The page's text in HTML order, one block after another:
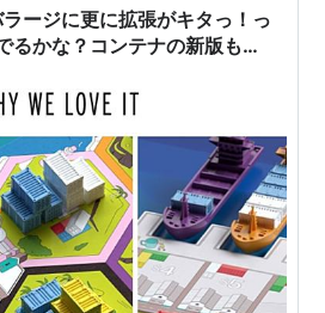
#artistry https://t.…
ージに更に拡張がキタっ！っ
るかな？コンテナの新版も登
ップ2025年10月前編〉